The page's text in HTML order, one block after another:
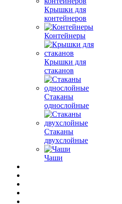
Крышки для
контейнеров
Контейнеры
Крышки для
стаканов
Стаканы
однослойные
Стаканы
двухслойные
Чаши